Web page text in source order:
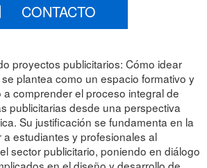
CONTACTO
proyectos publicitarios: Cómo idear
plantea como un espacio formativo y
comprender el proceso integral de
publicitarias desde una perspectiva
Su justificación se fundamenta en la
estudiantes y profesionales al
sector publicitario, poniendo en diálogo